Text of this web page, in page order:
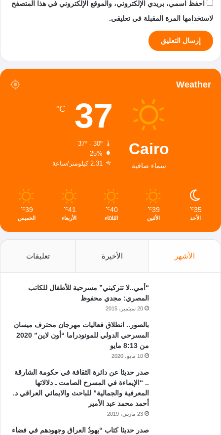
احفظ اسمي، بريدي الإلكتروني، والموقع الإلكتروني في هذا المتصفح
لاستخدامها المرة المقبلة في تعليقي.
Weather
Cairo
سماء صافية
37
℃
37º - 30º
25%
2.31 كيلومتر/ساعة
35
℃
الأحد
39
℃
الأثنين
40
℃
الثلاثاء
41
℃
الأربعاء
39
℃
الخميس
الأشهر الأخيرة تعليقات
“أمي..لا تتركيني” مسرحية للأطفال للكاتب
المصري: مجدي محفوظ
20 سبتمبر، 2015
بالصور.. انطلاق فعاليات مهرجان محترف ميسان
المسرحي الدولي للمونودراما “أون لاين” 2020
من 8:13 مايو
10 مايو، 2020
صدر حديثا عن دائرة الثقافة في حكومة الشارقة
.. “الإيماءة في المسرح الصامت ـ دلالاتها
المعرفية والجمالية” للباحث والايمائي العراقي د.
أحمد محمد عبد الأمير
23 مارس، 2019
صدر حديثا كتاب “يهودُ العراق وجهودهم في فضاء